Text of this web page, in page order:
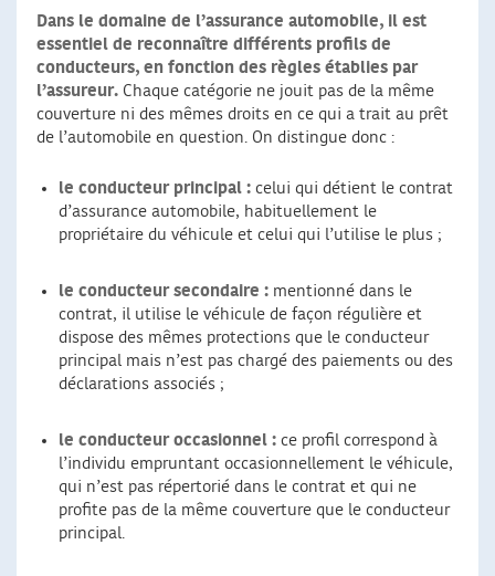
Dans le domaine de l’assurance automobile, il est
essentiel de reconnaître différents profils de
conducteurs, en fonction des règles établies par
l’assureur. Chaque catégorie ne jouit pas de la même
couverture ni des mêmes droits en ce qui a trait au prêt
de l’automobile en question. On distingue donc :
le conducteur principal : celui qui détient le contrat
d’assurance automobile, habituellement le
propriétaire du véhicule et celui qui l’utilise le plus ;
le conducteur secondaire : mentionné dans le
contrat, il utilise le véhicule de façon régulière et
dispose des mêmes protections que le conducteur
principal mais n’est pas chargé des paiements ou des
déclarations associés ;
le conducteur occasionnel : ce profil correspond à
l’individu empruntant occasionnellement le véhicule,
qui n’est pas répertorié dans le contrat et qui ne
profite pas de la même couverture que le conducteur
principal.